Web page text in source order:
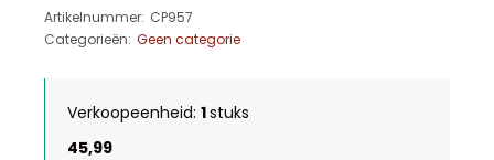
Artikelnummer: CP957
Categorieën: Geen categorie
Verkoopeenheid: 1stuks
45,99